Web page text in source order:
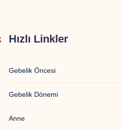
Hızlı Linkler
Gebelik Öncesi
Gebelik Dönemi
Anne